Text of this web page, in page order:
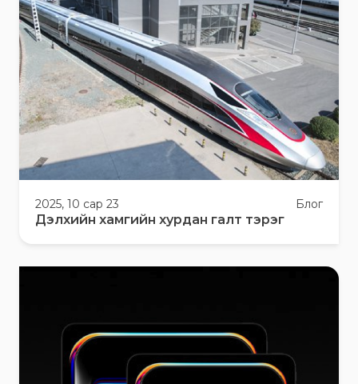
2025, 10 сар 23 Блог
Дэлхийн хамгийн хурдан галт тэрэг